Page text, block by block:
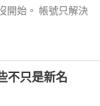
開始。 帳號只解決
不只是新名